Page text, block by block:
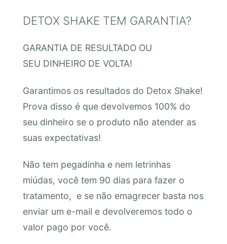
DETOX SHAKE TEM GARANTIA?
GARANTIA DE RESULTADO OU
SEU DINHEIRO DE VOLTA!
Garantimos os resultados do Detox Shake!
Prova disso é que devolvemos 100% do
seu dinheiro se o produto não atender as
suas expectativas!
Não tem pegadinha e nem letrinhas
miúdas, você tem 90 dias para fazer o
tratamento, e se não emagrecer basta nos
enviar um e-mail e devolveremos todo o
valor pago por você.